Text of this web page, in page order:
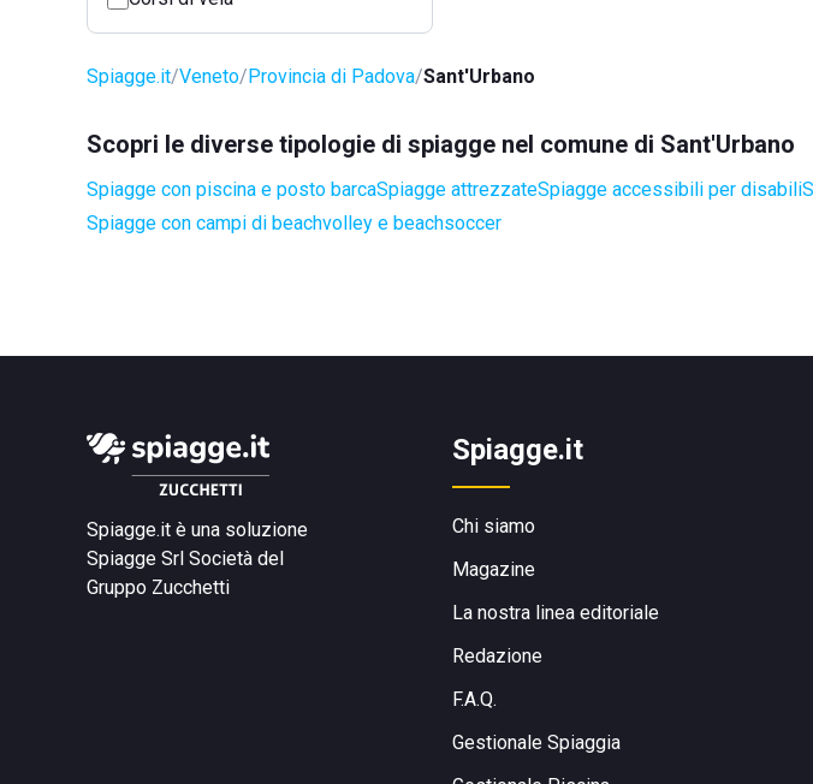
Spiagge.it Veneto Provincia di Padova Sant'Urbano
Scopri le diverse tipologie di spiagge nel comune di Sant'Urbano
Spiagge con piscina e posto barcaSpiagge attrezzateSpiagge accessibili per disabili
Spiagge con campi di beachvolley e beachsoccer
Spiagge.it è una soluzione
Spiagge Srl Società del
Gruppo Zucchetti
Spiagge.it
Chi siamo
Magazine
La nostra linea editoriale
Redazione
F.A.Q.
Gestionale Spiaggia